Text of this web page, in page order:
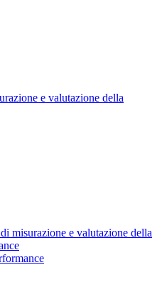
e valutazione della
misurazione e valutazione della